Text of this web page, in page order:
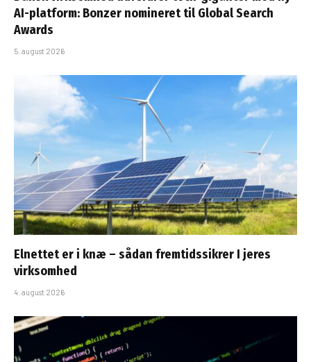
AI-platform: Bonzer nomineret til Global Search
Awards
5. august 2026
Elnettet er i knæ – sådan fremtidssikrer I jeres
virksomhed
4. august 2026